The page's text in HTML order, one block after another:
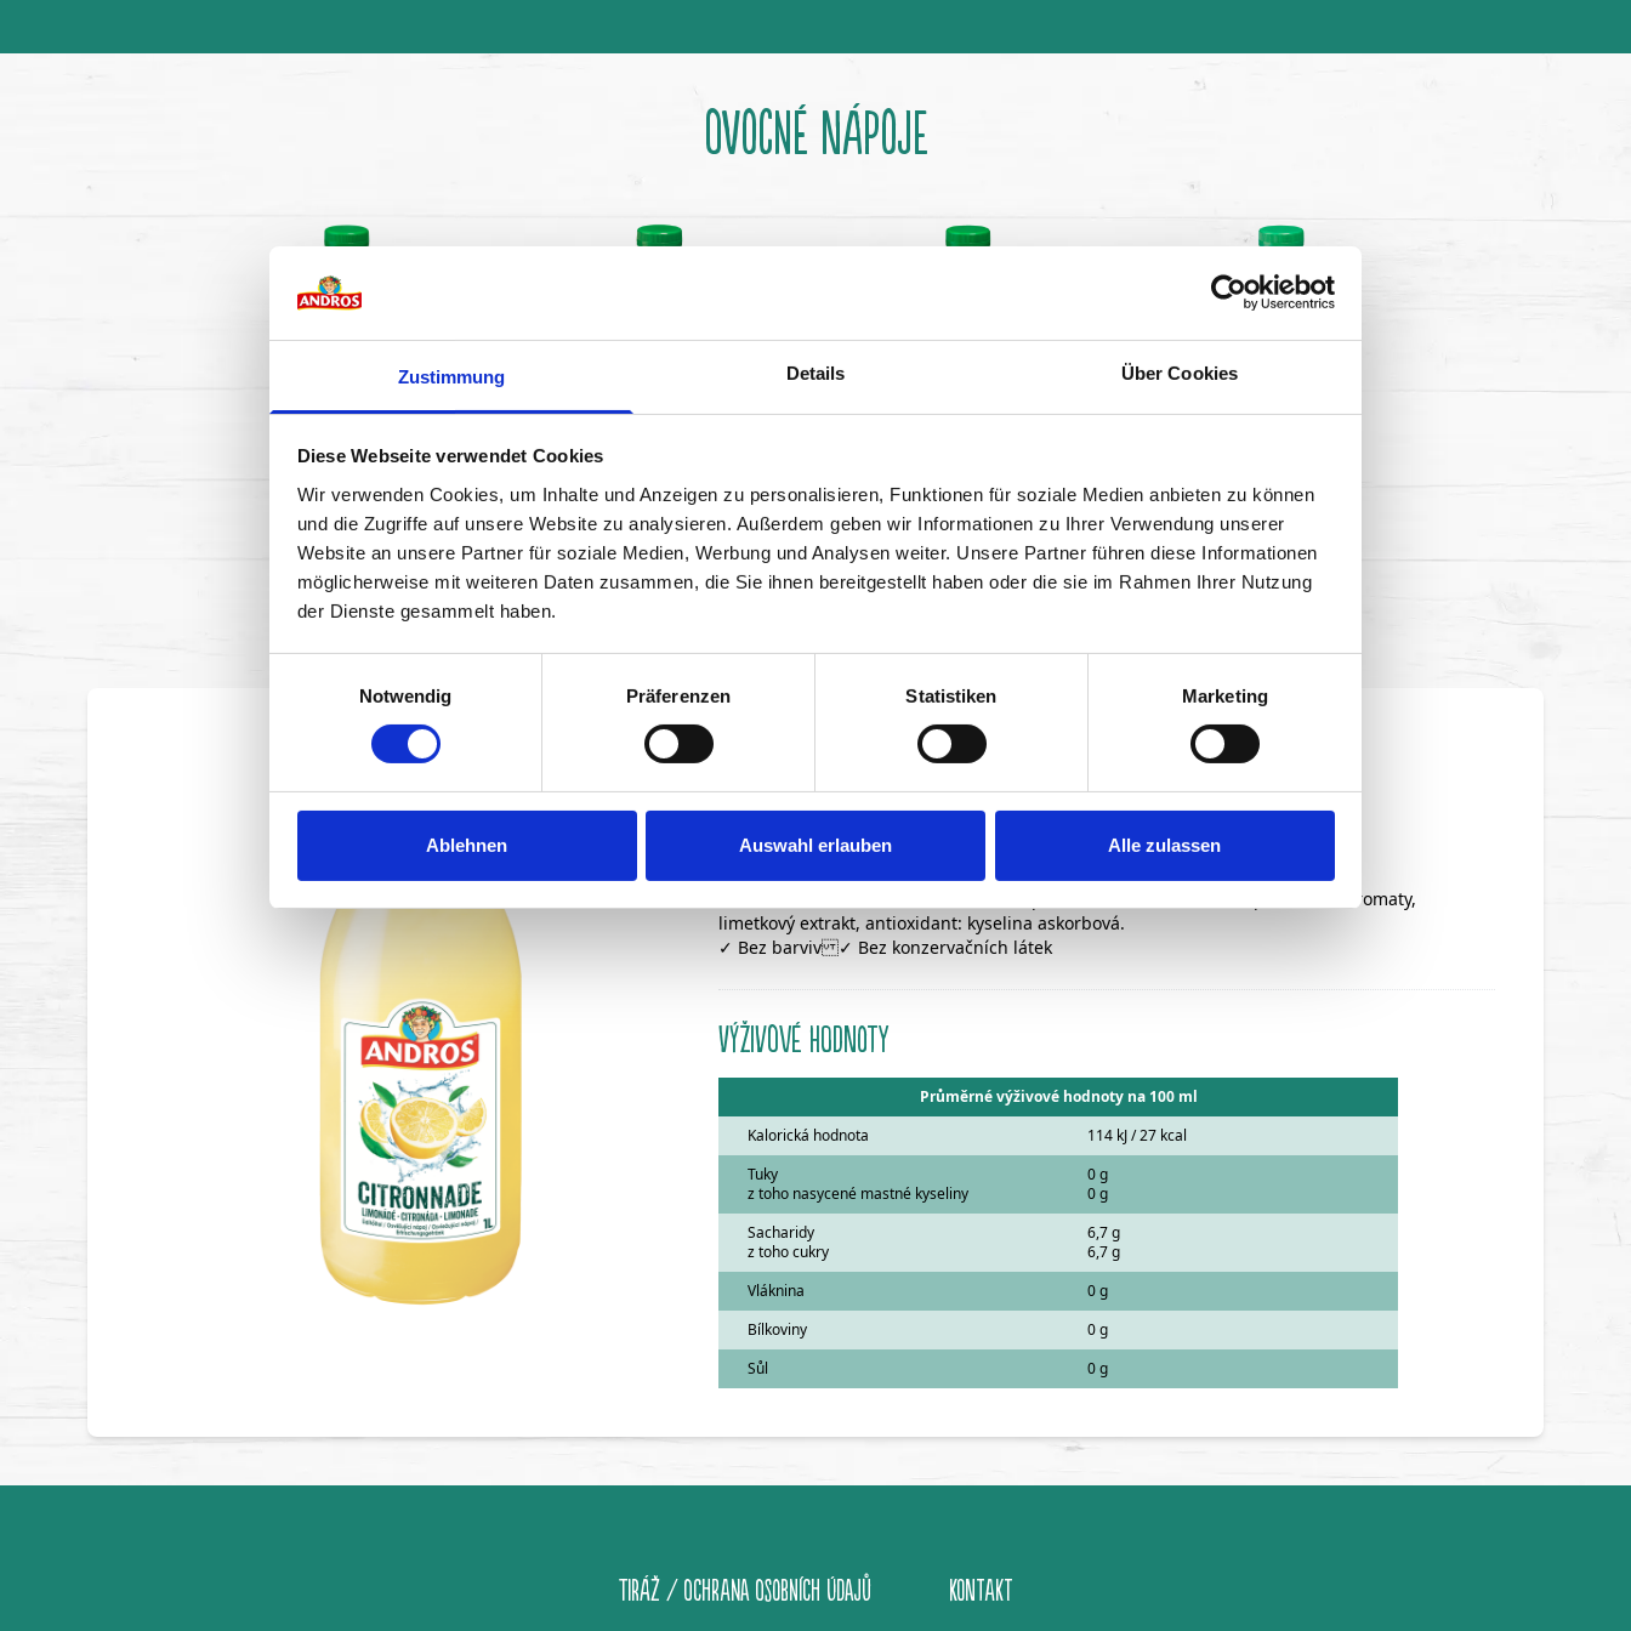
Zustimmung Details Über Cookies
Diese Webseite verwendet Cookies
Wir verwenden Cookies, um Inhalte und Anzeigen zu personalisieren, Funktionen für soziale Medien anbieten zu können
und die Zugriffe auf unsere Website zu analysieren. Außerdem geben wir Informationen zu Ihrer Verwendung unserer
Website an unsere Partner für soziale Medien, Werbung und Analysen weiter. Unsere Partner führen diese Informationen
möglicherweise mit weiteren Daten zusammen, die Sie ihnen bereitgestellt haben oder die sie im Rahmen Ihrer Nutzung
der Dienste gesammelt haben.
Notwendig
Präferenzen Statistiken Marketing
Ablehnen Auswahl erlauben Alle zulassen
OVOCNÉ NÁPOJE
CITRONÁDA 1 l BRUSINKY 1 l Liči 1l MARACUJA 1l
OSVĚŽUJÍCÍ NÁPOJ S CITRONY 1 l
SLOŽENÍ
Pitná voda, citronová šťáva 11 %, cukr, přírodní citronové aroma s přírodními aromaty,
limetkový extrakt, antioxidant: kyselina askorbová.
✓ Bez barviv ✓ Bez konzervačních látek
Výživové hodnoty
Průměrné výživové hodnoty na 100 ml
Kalorická hodnota
114 kJ / 27 kcal
Tuky
z toho nasycené mastné kyseliny
0 g
0 g
Sacharidy
z toho cukry
6,7 g
6,7 g
Vláknina
0 g
Bílkoviny
0 g
Sůl
0 g
TIRÁŽ / OCHRANA OSOBNÍCH ÚDAJŮ KONTAKT